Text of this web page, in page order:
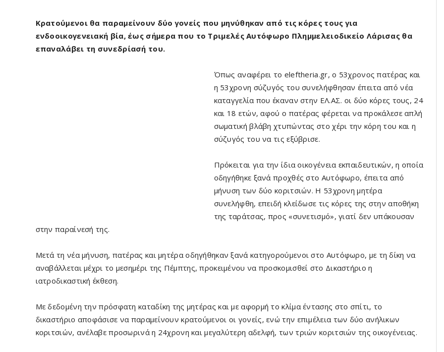
Κρατούμενοι θα παραμείνουν δύο γονείς που μηνύθηκαν από τις κόρες τους για
ενδοοικογενειακή βία, έως σήμερα που το Τριμελές Αυτόφωρο Πλημμελειοδικείο Λάρισας θα
επαναλάβει τη συνεδρίασή του.
Όπως αναφέρει το eleftheria.gr, ο 53χρονος πατέρας και
η 53χρονη σύζυγός του συνελήφθησαν έπειτα από νέα
καταγγελία που έκαναν στην ΕΛ.ΑΣ. οι δύο κόρες τους, 24
και 18 ετών, αφού ο πατέρας φέρεται να προκάλεσε απλή
σωματική βλάβη χτυπώντας στο χέρι την κόρη του και η
σύζυγός του να τις εξύβρισε.
Πρόκειται για την ίδια οικογένεια εκπαιδευτικών, η οποία
οδηγήθηκε ξανά προχθές στο Αυτόφωρο, έπειτα από
μήνυση των δύο κοριτσιών. Η 53χρονη μητέρα
συνελήφθη, επειδή κλείδωσε τις κόρες της στην αποθήκη
της ταράτσας, προς «συνετισμό», γιατί δεν υπάκουσαν
στην παραίνεσή της.
Μετά τη νέα μήνυση, πατέρας και μητέρα οδηγήθηκαν ξανά κατηγορούμενοι στο Αυτόφωρο, με τη δίκη να
αναβάλλεται μέχρι το μεσημέρι της Πέμπτης, προκειμένου να προσκομισθεί στο Δικαστήριο η
ιατροδικαστική έκθεση.
Με δεδομένη την πρόσφατη καταδίκη της μητέρας και με αφορμή το κλίμα έντασης στο σπίτι, το
δικαστήριο αποφάσισε να παραμείνουν κρατούμενοι οι γονείς, ενώ την επιμέλεια των δύο ανήλικων
κοριτσιών, ανέλαβε προσωρινά η 24χρονη και μεγαλύτερη αδελφή, των τριών κοριτσιών της οικογένειας.